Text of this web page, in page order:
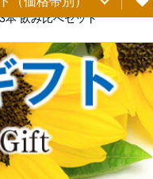
本 飲み比べセット